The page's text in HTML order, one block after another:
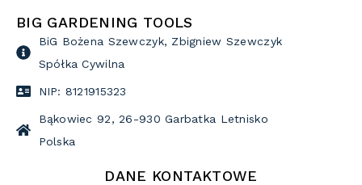
BIG GARDENING TOOLS
BiG Bożena Szewczyk, Zbigniew Szewczyk
Spółka Cywilna
NIP: 8121915323
Bąkowiec 92, 26-930 Garbatka Letnisko
Polska
DANE KONTAKTOWE